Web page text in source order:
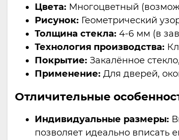
Цвета: Многоцветный
Рисунок: Геометрический
Толщина стекла: 4-6 мм (в
Технология производства:
Покрытие: Закалённое
Применение: Для дверей,
Отличительные
Индивидуальные размеры:
позволяет идеально вписать